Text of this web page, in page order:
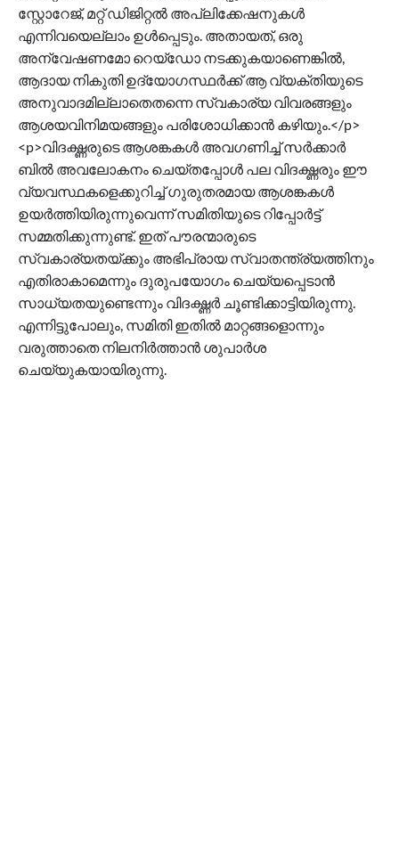
സ്റ്റോറേജ്, മറ്റ് ഡിജിറ്റല്‍ അപ്ലിക്കേഷനുകള്‍
എന്നിവയെല്ലാം ഉള്‍പ്പെടും. അതായത്, ഒരു
അന്വേഷണമോ റെയ്‌ഡോ നടക്കുകയാണെങ്കില്‍,
ആദായ നികുതി ഉദ്യോഗസ്ഥര്‍ക്ക് ആ വ്യക്തിയുടെ
അനുവാദമില്ലാതെതന്നെ സ്വകാര്യ വിവരങ്ങളും
ആശയവിനിമയങ്ങളും പരിശോധിക്കാന്‍ കഴിയും.</p>
<p>വിദഗ്ദ്ധരുടെ ആശങ്കകള്‍ അവഗണിച്ച് സര്‍ക്കാര്‍
ബില്‍ അവലോകനം ചെയ്തപ്പോള്‍ പല വിദഗ്ദ്ധരും ഈ
വ്യവസ്ഥകളെക്കുറിച്ച് ഗുരുതരമായ ആശങ്കകള്‍
ഉയര്‍ത്തിയിരുന്നുവെന്ന് സമിതിയുടെ റിപ്പോര്‍ട്ട്
സമ്മതിക്കുന്നുണ്ട്. ഇത് പൗരന്മാരുടെ
സ്വകാര്യതയ്ക്കും അഭിപ്രായ സ്വാതന്ത്ര്യത്തിനും
എതിരാകാമെന്നും ദുരുപയോഗം ചെയ്യപ്പെടാന്‍
സാധ്യതയുണ്ടെന്നും വിദഗ്ദ്ധര്‍ ചൂണ്ടിക്കാട്ടിയിരുന്നു.
എന്നിട്ടുപോലും, സമിതി ഇതില്‍ മാറ്റങ്ങളൊന്നും
വരുത്താതെ നിലനിര്‍ത്താന്‍ ശുപാര്‍ശ
ചെയ്യുകയായിരുന്നു.